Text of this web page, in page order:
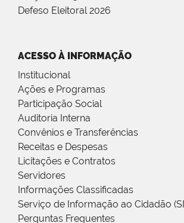
Defeso Eleitoral 2026
ACESSO À INFORMAÇÃO
Institucional
Ações e Programas
Participação Social
Auditoria Interna
Convênios e Transferências
Receitas e Despesas
Licitações e Contratos
Servidores
Informações Classificadas
Serviço de Informação ao Cidadão
Perguntas Frequentes